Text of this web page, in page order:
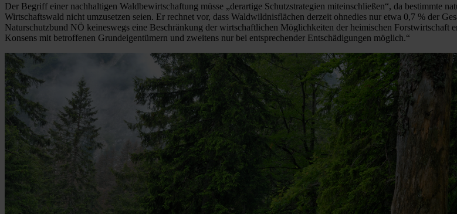
Der Begriff einer nachhaltigen Waldbewirtschaftung müsse „derartige Schutzstrategien miteinschließen“, da bestimmte
Wirtschaftswald nicht umzusetzen seien. Er rechnet vor, dass Waldwildnisflächen derzeit ohnedies nur etwa 0,7 % der
Naturschutzbund NÖ keineswegs eine Beschränkung der wirtschaftlichen Möglichkeiten der heimischen Forstwirtschaft
Konsens mit betroffenen Grundeigentümern und zweitens nur bei entsprechender Entschädigungen möglich.“